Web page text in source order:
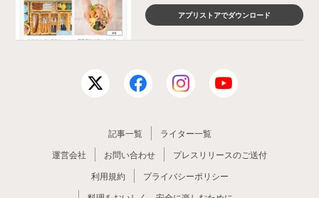
アプリストアでダウンロード
記事一覧
ライター一覧
運営会社
お問い合わせ
プレスリリースのご送付
利用規約
プライバシーポリシー